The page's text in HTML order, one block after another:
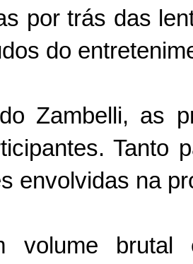
por trás das
do
Zambelli, as
Tanto
envolvidas na
volume brutal